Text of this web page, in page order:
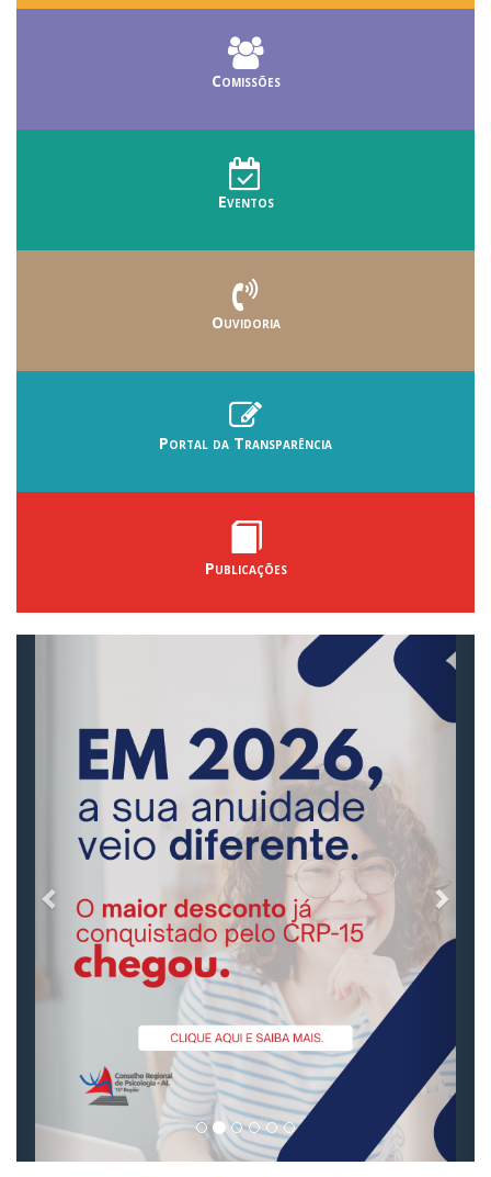
Comissões
Eventos
Ouvidoria
Portal da Transparência
Publicações